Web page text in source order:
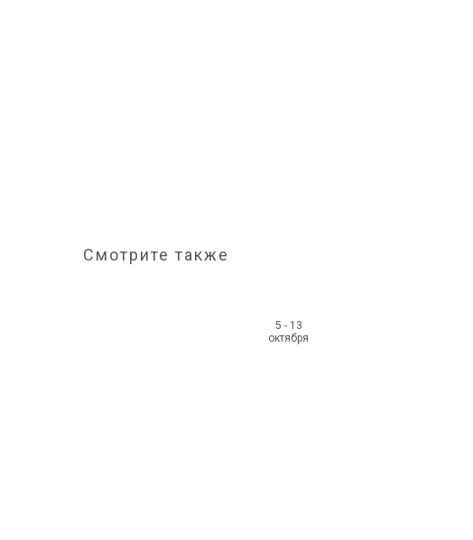
Смотрите также
5 - 13
октября